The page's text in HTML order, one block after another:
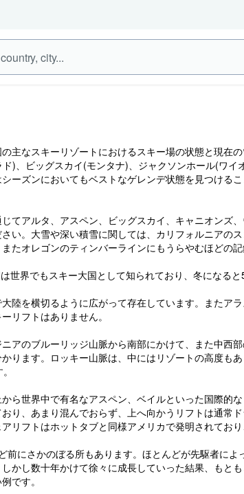
主なスキーリゾートにおけるスキー場の状態と現在
)、ビッグスカイ(モンタナ)、ジャクソンホール(ワ
ーズンにおいてもベストなゲレンデ状態を見つけ
てアルタ、アスペン、ビッグスカイ、キャニオン
い。大雪や深い積雪に関しては、カリフォルニア
たオレゴンのティンバーラインにもうらやむほどの記
世界でもスキー大国として知られており、冬になる
陸を横切るように広がって存在しています。また
リフトはありません。
アのブルーリッジ山脈から南部にかけて、また中
ります。ロッキー山脈は、中にはリゾートの高度
ら世界中で有名なアスペン、ベイルといった国際
り、あまり混んでおらず、上へ向かうリフトは通
リフトはホットタブと同様アメリカで発明されてお
前にさかのぼる所もあります。ほとんどが先駆者に
かし数十年かけて徐々に成長していった結果、も
です。